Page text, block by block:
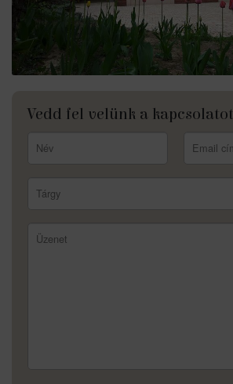
Vedd fel velünk a kapcsolatot